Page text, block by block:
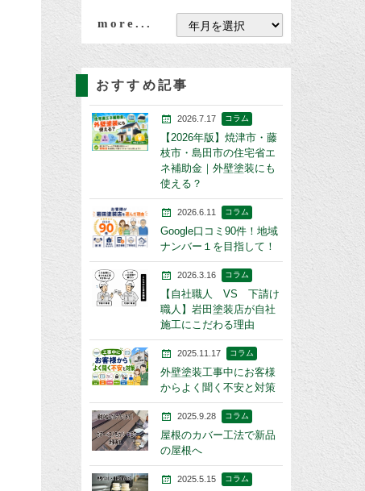
more...
おすすめ記事
2026.7.17 コラム
【2026年版】焼津市・藤
枝市・島田市の住宅省エ
ネ補助金｜外壁塗装にも
使える？
2026.6.11 コラム
Google口コミ90件！地域
ナンバー１を目指して！
2026.3.16 コラム
【自社職人 VS 下請け
職人】岩田塗装店が自社
施工にこだわる理由
2025.11.17 コラム
外壁塗装工事中にお客様
からよく聞く不安と対策
2025.9.28 コラム
屋根のカバー工法で新品
の屋根へ
2025.5.15 コラム